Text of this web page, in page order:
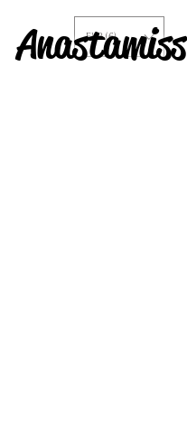
Anastamiss
EUR (€)